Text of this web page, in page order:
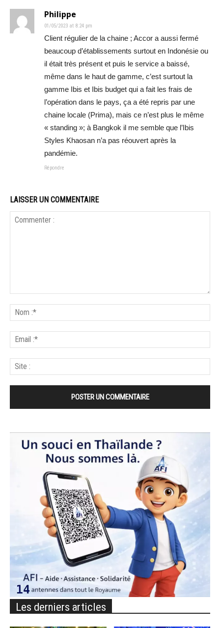
Philippe
01/05/2023 at 8:24 pm
Client régulier de la chaine ; Accor a aussi fermé
beaucoup d’établissements surtout en Indonésie ou
il était très présent et puis le service a baissé,
même dans le haut de gamme, c’est surtout la
gamme Ibis et Ibis budget qui a fait les frais de
l’opération dans le pays, ça a été repris par une
chaine locale (Prima), mais ce n’est plus le même
« standing »; à Bangkok il me semble que l’Ibis
Styles Khaosan n’a pas réouvert après la
pandémie.
Répondre
LAISSER UN COMMENTAIRE
Les derniers articles